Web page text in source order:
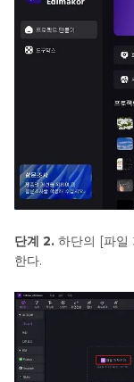
단계 2. 하단의 [파일
한다.